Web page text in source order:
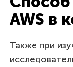
AWS в
Также при